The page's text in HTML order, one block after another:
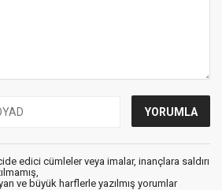
edici cümleler veya imalar, inançlara saldırı
ve büyük harflerle yazılmış yorumlar